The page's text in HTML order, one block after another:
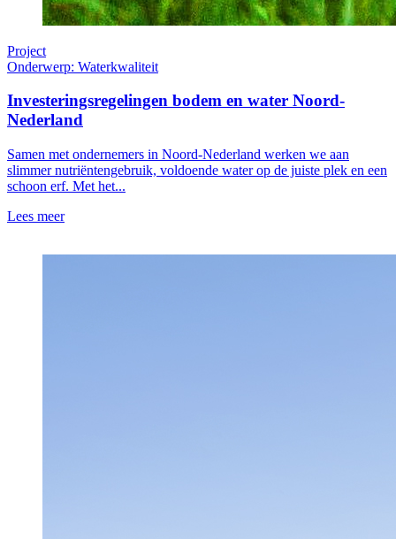
Project
Onderwerp: Waterkwaliteit
Investeringsregelingen bodem en water Noord-
Nederland
Samen met ondernemers in Noord-Nederland werken we aan
slimmer nutriëntengebruik, voldoende water op de juiste plek en een
schoon erf. Met het...
Lees meer